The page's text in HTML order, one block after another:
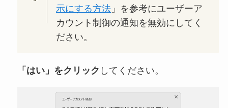
示にする方法 」を参考にユーザーア
カウント制御の通知を無効にしてく
ださい。
「はい」をクリック してください。